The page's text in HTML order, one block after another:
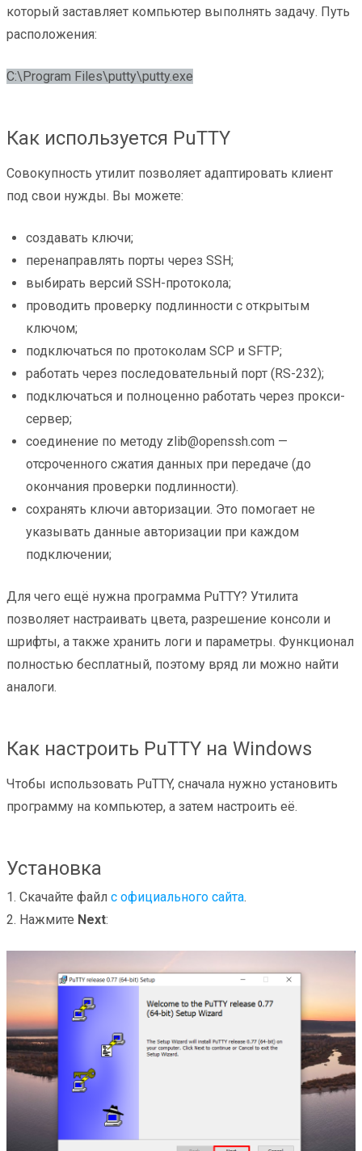
который заставляет компьютер выполнять задачу. Путь
расположения:
C:\Program Files\putty\putty.exe
Как используется PuTTY
Совокупность утилит позволяет адаптировать клиент
под свои нужды. Вы можете:
создавать ключи;
перенаправлять порты через SSH;
выбирать версий SSH-протокола;
проводить проверку подлинности с открытым
ключом;
подключаться по протоколам SCP и SFTP;
работать через последовательный порт (RS-232);
подключаться и полноценно работать через прокси-
сервер;
соединение по методу zlib@openssh.com —
отсроченного сжатия данных при передаче (до
окончания проверки подлинности).
сохранять ключи авторизации. Это помогает не
указывать данные авторизации при каждом
подключении;
Для чего ещё нужна программа PuTTY? Утилита
позволяет настраивать цвета, разрешение консоли и
шрифты, а также хранить логи и параметры. Функционал
полностью бесплатный, поэтому вряд ли можно найти
аналоги.
Как настроить PuTTY на Windows
Чтобы использовать PuTTY, сначала нужно установить
программу на компьютер, а затем настроить её.
Установка
1. Скачайте файл с официального сайта.
2. Нажмите Next: